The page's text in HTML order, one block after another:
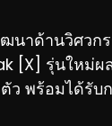
าด้านวิศวก
[X] รุ่นใหม่
ว พร้อมได้รับ